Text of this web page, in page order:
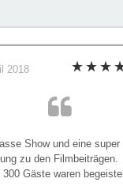
2018
Show und eine super
zu den Filmbeiträgen.
300 Gäste waren